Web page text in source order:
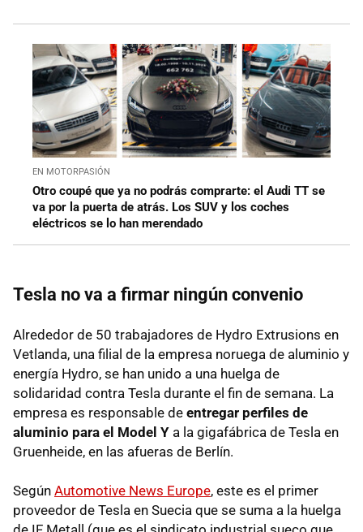
EN MOTORPASIÓN
Otro coupé que ya no podrás comprarte: el Audi TT se
va por la puerta de atrás. Los SUV y los coches
eléctricos se lo han merendado
Tesla no va a firmar ningún convenio
Alrededor de 50 trabajadores de Hydro Extrusions en
Vetlanda, una filial de la empresa noruega de aluminio y
energía Hydro, se han unido a una huelga de
solidaridad contra Tesla durante el fin de semana. La
empresa es responsable de entregar perfiles de
aluminio para el Model Y a la gigafábrica de Tesla en
Gruenheide, en las afueras de Berlín.
Según Automotive News Europe, este es el primer
proveedor de Tesla en Suecia que se suma a la huelga